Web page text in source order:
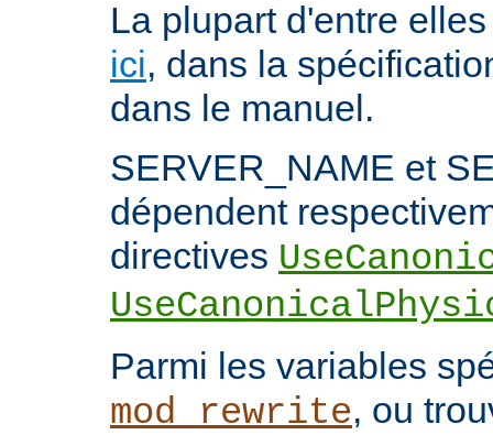
La plupart d'entre
ici, dans la
dans le manuel.
SERVER_NAME et
dépendent
directives
Parmi les variables
mod_rewrite, ou